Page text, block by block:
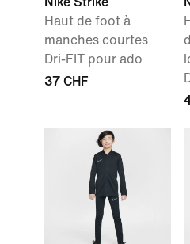
Haut de foot à
manches courtes
Dri-FIT pour ado
37 CHF